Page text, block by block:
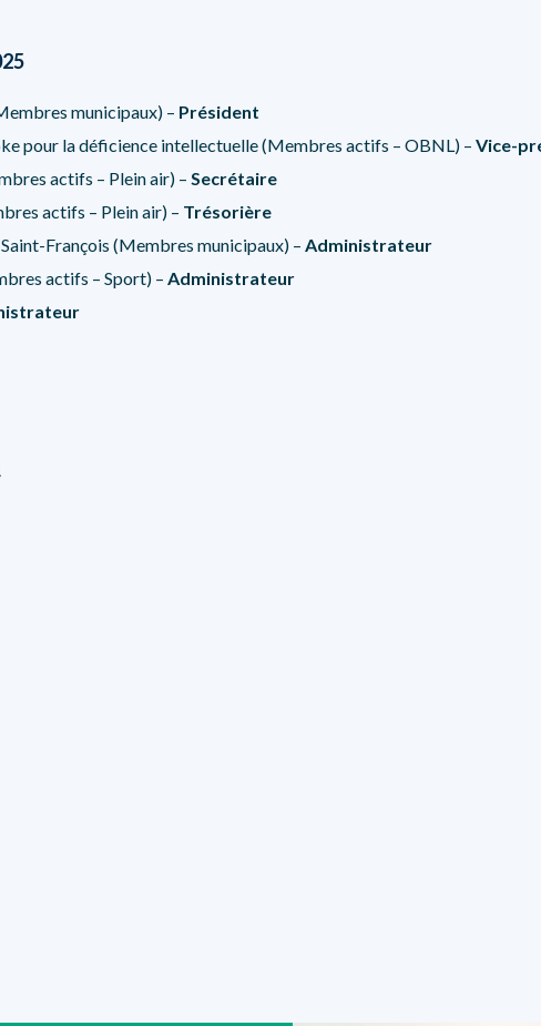
municipaux) – Président
pour la déficience intellectuelle (Membres actifs – OBNL) – Vice-
actifs – Plein air) – Secrétaire
actifs – Plein air) – Trésorière
François (Membres municipaux) – Administrateur
actifs – Sport) – Administrateur